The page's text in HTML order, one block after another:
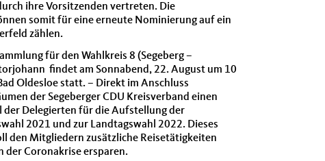
ihre Vorsitzenden vertreten. Die
somit für eine erneute Nominierung auf ein
zählen.
für den Wahlkreis 8 (Segeberg –
findet am Sonnabend, 22. August um 10
Oldesloe statt. – Direkt im Anschluss
der Segeberger CDU Kreisverband einen
Delegierten für die Aufstellung der
2021 und zur Landtagswahl 2022. Dieses
den Mitgliedern zusätzliche Reisetätigkeiten
der Coronakrise ersparen.